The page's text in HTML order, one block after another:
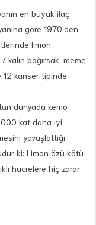
en büyük ilaç
göre 1970’den
limon
bağırsak, meme,
kanser tipinde
dünyada kemo-
000 kat daha iyi
yavaşlattığı
ki: Limon özü kötü
hücrelere hiç zarar